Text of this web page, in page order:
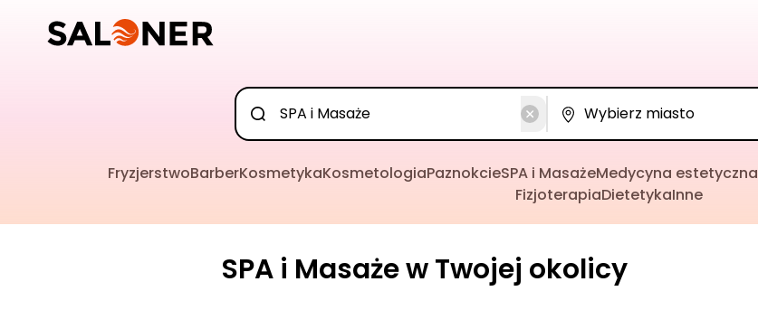
FryzjerstwoBarberKosmetykaKosmetologiaPaznokcieSPA i MasażeMedycyna estetyczna
FizjoterapiaDietetykaInne
SPA i Masaże w Twojej okolicy